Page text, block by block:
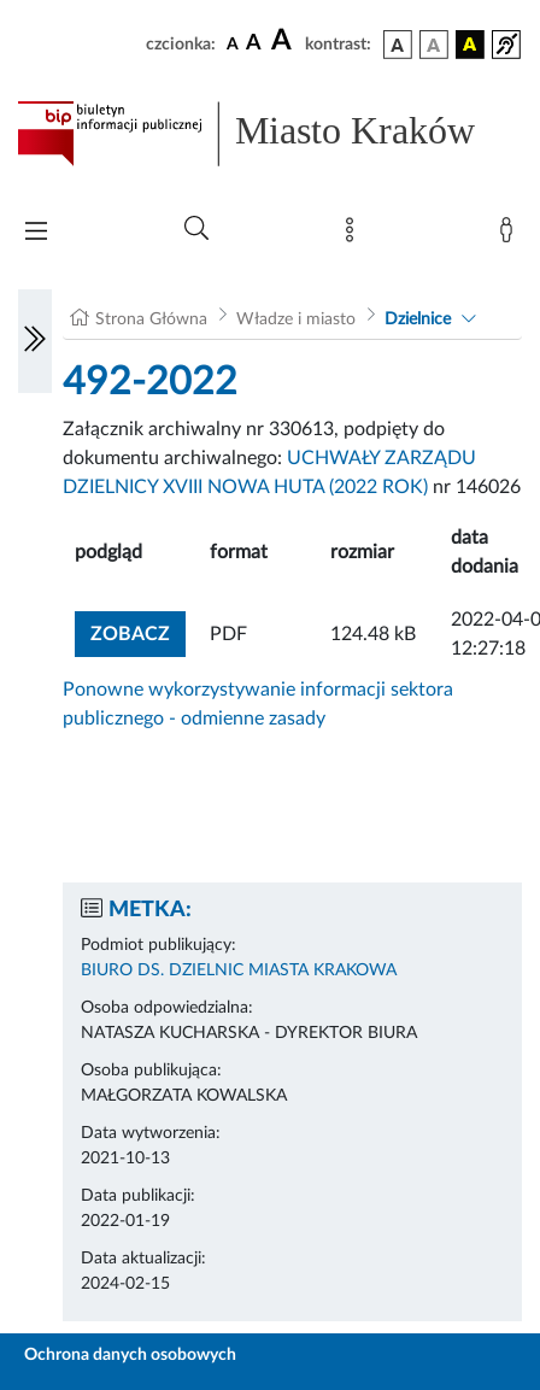
czcionka: A A A kontrast:
Miasto Kraków
Strona Główna Władze i miasto Dzielnice
492-2022
Załącznik archiwalny nr 330613, podpięty do
dokumentu archiwalnego: UCHWAŁY ZARZĄDU
DZIELNICY XVIII NOWA HUTA (2022 ROK) nr 146026
podgląd format rozmiar
data
dodania
ZOBACZZOBACZ ZAŁĄCZNIK
PDF 124.48 kB
2022-04-
12:27:18
Ponowne wykorzystywanie informacji sektora
publicznego - odmienne zasady
METKA:
Podmiot publikujący:
BIURO DS. DZIELNIC MIASTA KRAKOWA
Osoba odpowiedzialna:
NATASZA KUCHARSKA - DYREKTOR BIURA
Osoba publikująca:
MAŁGORZATA KOWALSKA
Data wytworzenia:
2021-10-13
Data publikacji:
2022-01-19
Data aktualizacji:
2024-02-15
Ochrona danych osobowych